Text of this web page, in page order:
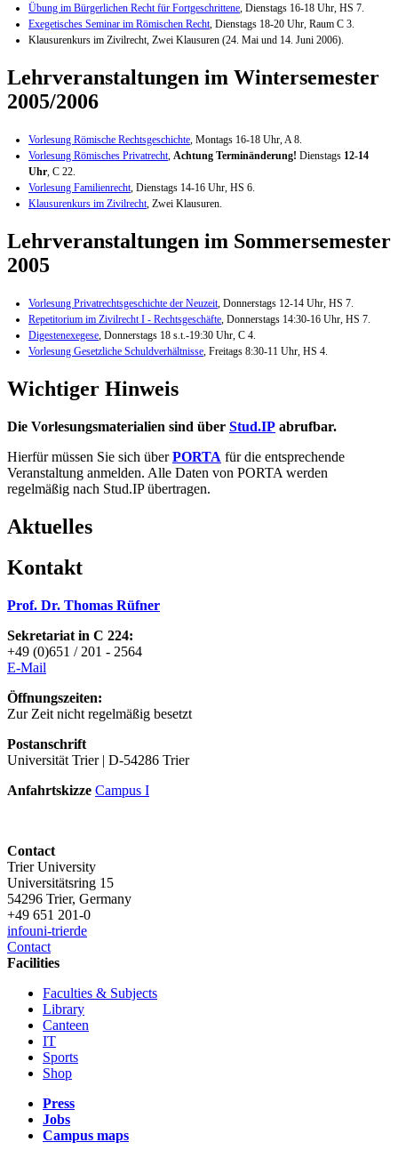
Übung im Bürgerlichen Recht für Fortgeschrittene, Dienstags 16-18 Uhr, HS 7.
Exegetisches Seminar im Römischen Recht, Dienstags 18-20 Uhr, Raum C 3.
Klausurenkurs im Zivilrecht, Zwei Klausuren (24. Mai und 14. Juni 2006).
Lehrveranstaltungen im Wintersemester
2005/2006
Vorlesung Römische Rechtsgeschichte, Montags 16-18 Uhr, A 8.
Vorlesung Römisches Privatrecht, Achtung Terminänderung! Dienstags 12-14
Uhr, C 22.
Vorlesung Familienrecht, Dienstags 14-16 Uhr, HS 6.
Klausurenkurs im Zivilrecht, Zwei Klausuren.
Lehrveranstaltungen im Sommersemester
2005
Vorlesung Privatrechtsgeschichte der Neuzeit, Donnerstags 12-14 Uhr, HS 7.
Repetitorium im Zivilrecht I - Rechtsgeschäfte, Donnerstags 14:30-16 Uhr, HS 7.
Digestenexegese, Donnerstags 18 s.t.-19:30 Uhr, C 4.
Vorlesung Gesetzliche Schuldverhältnisse, Freitags 8:30-11 Uhr, HS 4.
Wichtiger Hinweis
Die Vorlesungsmaterialien sind über Stud.IP abrufbar.
Hierfür müssen Sie sich über PORTA für die entsprechende
Veranstaltung anmelden. Alle Daten von PORTA werden
regelmäßig nach Stud.IP übertragen.
Aktuelles
Kontakt
Prof. Dr. Thomas Rüfner
Sekretariat in C 224:
+49 (0)651 / 201 - 2564
E-Mail
Öffnungszeiten:
Zur Zeit nicht regelmäßig besetzt
Postanschrift
Universität Trier | D-54286 Trier
Anfahrtskizze Campus I
Contact
Trier University
Universitätsring 15
54296 Trier, Germany
+49 651 201-0
infouni-trierde
Contact
Facilities
Faculties & Subjects
Library
Canteen
IT
Sports
Shop
Press
Jobs
Campus maps